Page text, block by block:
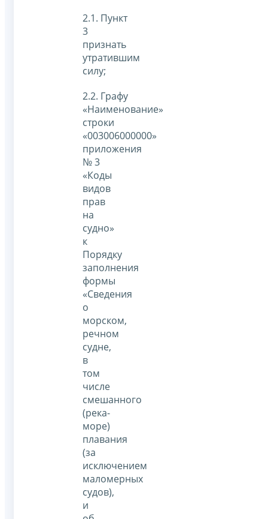
2.1. Пункт
3
признать
утратившим
силу;
2.2. Графу
«Наименование»
строки
«003006000000»
приложения
№ 3
«Коды
видов
прав
на
судно»
к
Порядку
заполнения
формы
«Сведения
о
морском,
речном
судне,
в
том
числе
смешанного
(река-
море)
плавания
(за
исключением
маломерных
судов),
и